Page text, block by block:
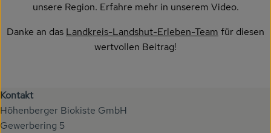
unsere Region. Erfahre mehr in unserem Video.
Danke an das Landkreis-Landshut-Erleben-Team für diesen
wertvollen Beitrag!
Kontakt
Höhenberger Biokiste GmbH
Gewerbering 5